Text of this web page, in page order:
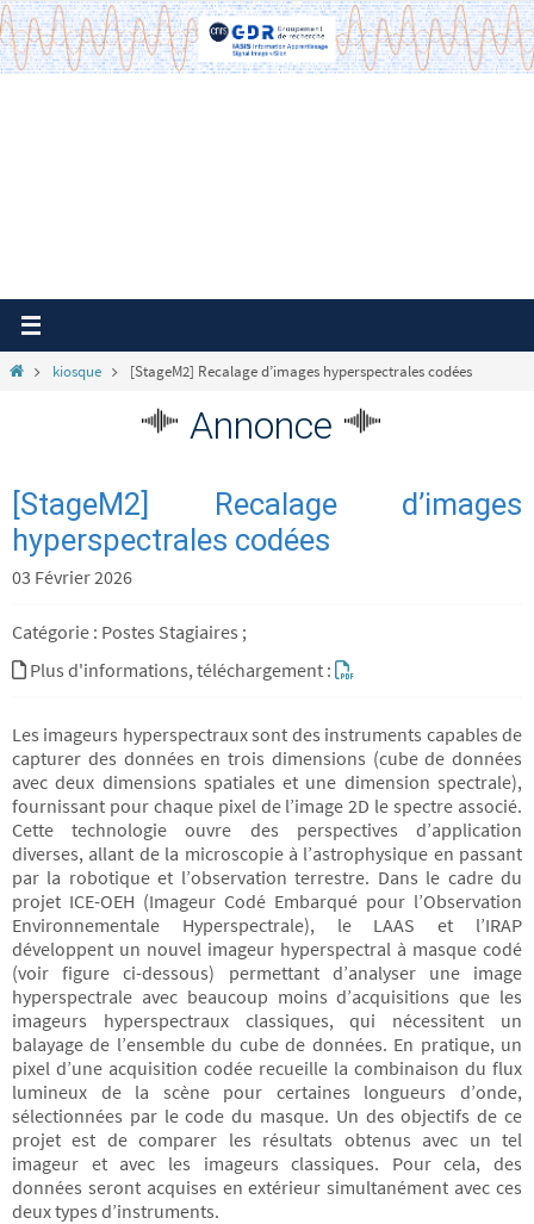
Passer
vers
le
Homekiosque [StageM2] Recalage d’images hyperspectrales codées
Annonce
[StageM2] Recalage d’images
hyperspectrales codées
03 Février 2026
Catégorie : Postes Stagiaires ;
Plus d'informations, téléchargement :
Les imageurs hyperspectraux sont des instruments capables de
capturer des données en trois dimensions (cube de données
avec deux dimensions spatiales et une dimension spectrale),
fournissant pour chaque pixel de l’image 2D le spectre associé.
Cette technologie ouvre des perspectives d’application
diverses, allant de la microscopie à l’astrophysique en passant
par la robotique et l’observation terrestre. Dans le cadre du
projet ICE-OEH (Imageur Codé Embarqué pour l’Observation
Environnementale Hyperspectrale), le LAAS et l’IRAP
développent un nouvel imageur hyperspectral à masque codé
(voir figure ci-dessous) permettant d’analyser une image
hyperspectrale avec beaucoup moins d’acquisitions que les
imageurs hyperspectraux classiques, qui nécessitent un
balayage de l’ensemble du cube de données. En pratique, un
pixel d’une acquisition codée recueille la combinaison du flux
lumineux de la scène pour certaines longueurs d’onde,
sélectionnées par le code du masque. Un des objectifs de ce
projet est de comparer les résultats obtenus avec un tel
imageur et avec les imageurs classiques. Pour cela, des
données seront acquises en extérieur simultanément avec ces
deux types d’instruments.